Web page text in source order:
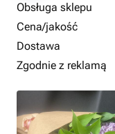
Obsługa sklepu
Cena/jakość
Dostawa
Zgodnie z reklamą